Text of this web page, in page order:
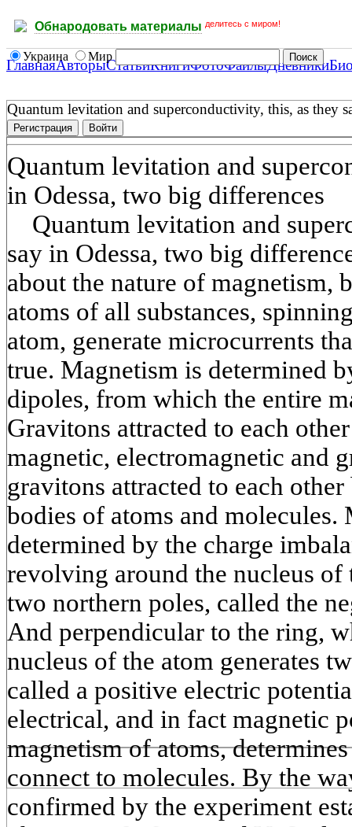
Обнародовать материалы делитесь с миром!
Украина Мир
ГлавнаяАвторыСтатьиКнигиФотоФайлыДневники
Quantum levitation and superconductivity, this, as they
Регистрация Войти
Quantum levitation and
in Odessa, two big differences
Quantum levitation and
say in Odessa, two big
about the nature of magnetism,
atoms of all substances,
atom, generate microcurrents
true. Magnetism is determined
dipoles, from which the entire
Gravitons attracted to each
magnetic, electromagnetic and
gravitons attracted to each
bodies of atoms and molecules.
determined by the charge
revolving around the nucleus of
two northern poles, called the
And perpendicular to the ring,
nucleus of the atom generates
called a positive electric
electrical, and in fact magnetic
magnetism of atoms,
connect to molecules. By the
confirmed by the experiment